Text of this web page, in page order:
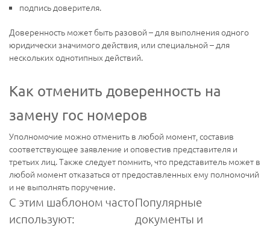
подпись доверителя.
Доверенность может быть разовой – для выполнения одного
юридически значимого действия, или специальной – для
нескольких однотипных действий.
Как отменить доверенность на
замену гос номеров
Уполномочие можно отменить в любой момент, составив
соответствующее заявление и оповестив представителя и
третьих лиц. Также следует помнить, что представитель может в
любой момент отказаться от предоставленных ему полномочий
и не выполнять поручение.
С этим шаблоном часто
используют:
Популярные
документы и